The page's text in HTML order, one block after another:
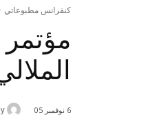
كنفرانس مطبوعاتي
6 نوفمبر 05